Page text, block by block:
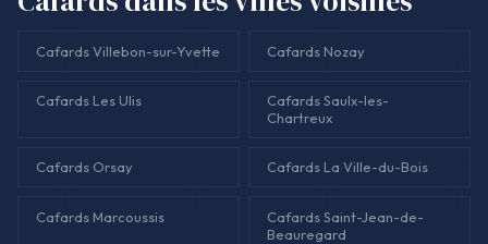
animaux.</p>
Cafards Villebon-sur-Yvette Cafards Nozay
Cafards Les Ulis
Cafards Saulx-les-
Chartreux
Cafards Orsay Cafards La Ville-du-Bois
Cafards Marcoussis
Cafards Saint-Jean-de-
Beauregard